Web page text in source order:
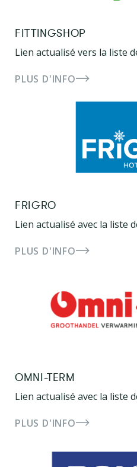
FITTINGSHOP
Lien actualisé vers la liste
PLUS D'INFO
FRIGRO
Lien actualisé avec la liste
PLUS D'INFO
OMNI-TERM
Lien actualisé avec la liste
PLUS D'INFO